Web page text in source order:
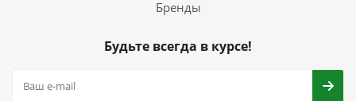
Бренды
Будьте всегда в курсе!